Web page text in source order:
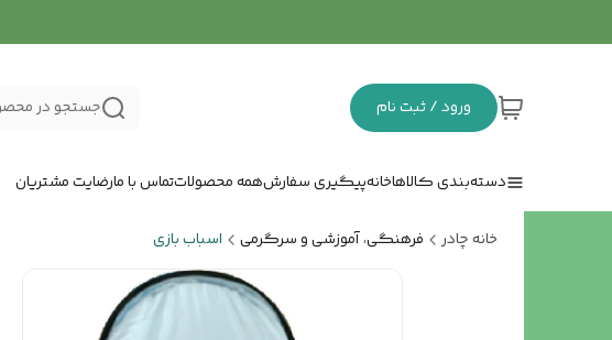
ورود / ثبت نام جستجو در
دسته‌بندی کالاهاخانهپیگیری سفارشهمه محصولاتتماس با مارضایت مشتریان
خانه چادر فرهنگی، آموزشی و سرگرمی اسباب بازی